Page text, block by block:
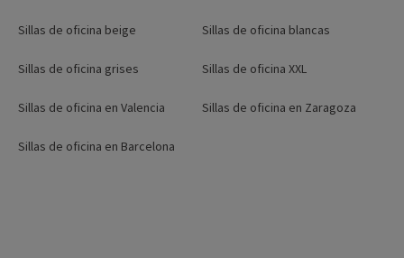
Sillas de oficina beige Sillas de oficina blancas
Sillas de oficina grises Sillas de oficina XXL
Sillas de oficina en Valencia Sillas de oficina en Zaragoza
Sillas de oficina en Barcelona